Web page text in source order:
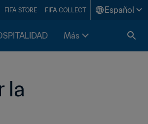
FIFA STORE FIFA COLLECT Español
Más
la